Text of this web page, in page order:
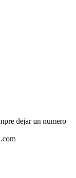
dejar un numero